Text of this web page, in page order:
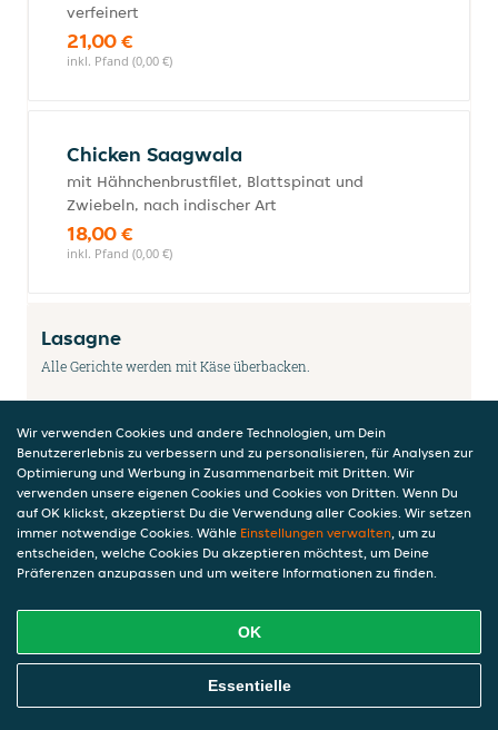
verfeinert
21,00 €
inkl. Pfand (0,00 €)
Chicken Saagwala
mit Hähnchenbrustfilet, Blattspinat und
Zwiebeln, nach indischer Art
18,00 €
inkl. Pfand (0,00 €)
Lasagne
Alle Gerichte werden mit Käse überbacken.
Lasagne Pollo
mit Hähnchen, Champignons und Curry-
Sahnesauce
11,50 €
inkl. Pfand (0,00 €)
Lasagne alla Bolognese
16,00 €
Online Essen Bestellen
Wir verwenden Cookies und andere Technologien, um Dein
Benutzererlebnis zu verbessern und zu personalisieren, für Analysen zur
Optimierung und Werbung in Zusammenarbeit mit Dritten. Wir
verwenden unsere eigenen Cookies und Cookies von Dritten. Wenn Du
auf OK klickst, akzeptierst Du die Verwendung aller Cookies. Wir setzen
immer notwendige Cookies. Wähle Einstellungen verwalten, um zu
entscheiden, welche Cookies Du akzeptieren möchtest, um Deine
Präferenzen anzupassen und um weitere Informationen zu finden.
OK
Essentielle